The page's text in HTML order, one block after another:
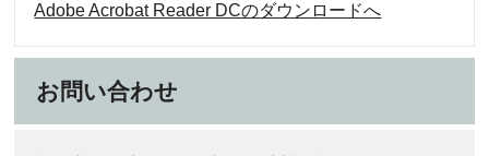
Adobe Acrobat Reader DCのダウンロードへ
お問い合わせ